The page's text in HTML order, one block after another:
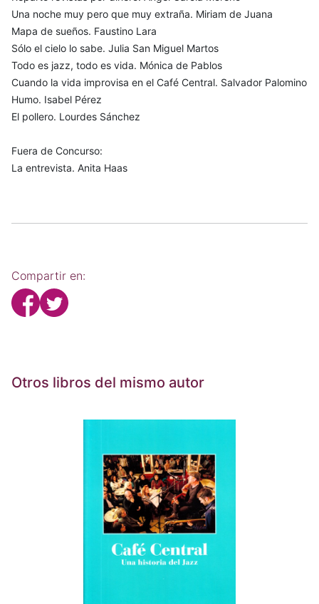
Una noche muy pero que muy extraña. Miriam de Juana
Mapa de sueños. Faustino Lara
Sólo el cielo lo sabe. Julia San Miguel Martos
Todo es jazz, todo es vida. Mónica de Pablos
Cuando la vida improvisa en el Café Central. Salvador Palomino
Humo. Isabel Pérez
El pollero. Lourdes Sánchez
Fuera de Concurso:
La entrevista. Anita Haas
Compartir en:
Otros libros del mismo autor